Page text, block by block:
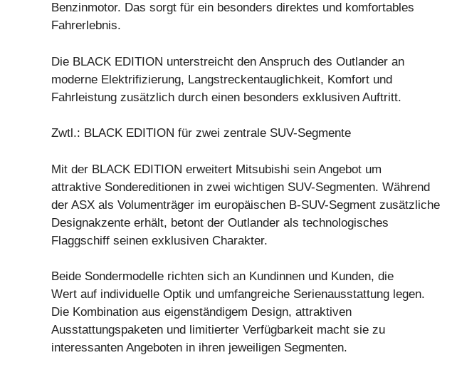
Benzinmotor. Das sorgt für ein besonders direktes und komfortables
Fahrerlebnis.
Die BLACK EDITION unterstreicht den Anspruch des Outlander an
moderne Elektrifizierung, Langstreckentauglichkeit, Komfort und
Fahrleistung zusätzlich durch einen besonders exklusiven Auftritt.
Zwtl.: BLACK EDITION für zwei zentrale SUV-Segmente
Mit der BLACK EDITION erweitert Mitsubishi sein Angebot um
attraktive Sondereditionen in zwei wichtigen SUV-Segmenten. Während
der ASX als Volumenträger im europäischen B-SUV-Segment zusätzliche
Designakzente erhält, betont der Outlander als technologisches
Flaggschiff seinen exklusiven Charakter.
Beide Sondermodelle richten sich an Kundinnen und Kunden, die
Wert auf individuelle Optik und umfangreiche Serienausstattung legen.
Die Kombination aus eigenständigem Design, attraktiven
Ausstattungspaketen und limitierter Verfügbarkeit macht sie zu
interessanten Angeboten in ihren jeweiligen Segmenten.